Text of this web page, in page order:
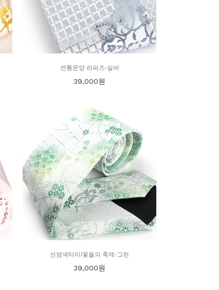
전통문양 라파즈-실버
39,000원
선염넥타이/꽃들의 축제-그린
39,000원